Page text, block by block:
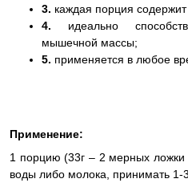
3. каждая порция
4. идеально
мышечной массы;
5. применяется в любое
Применение:
1 порцию (33г – 2 мерных ложки
воды либо молока, принимать 1-